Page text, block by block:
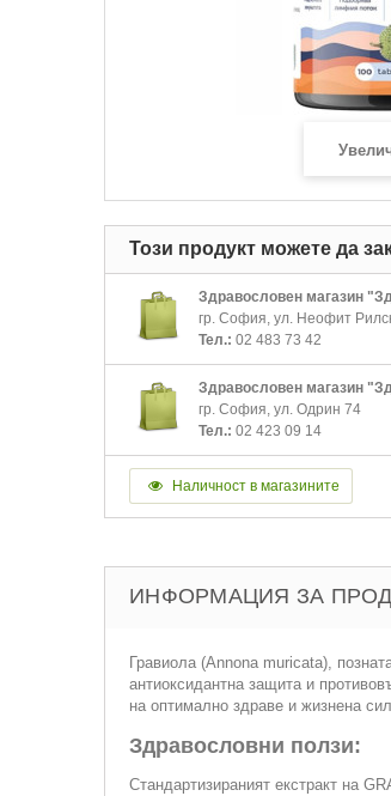
Този продукт можете да
Здравословен магазин
гр. София, ул. Неофит
Тел.: 02 483 73 42
Здравословен магазин
гр. София, ул. Одрин 74
Тел.: 02 423 09 14
Наличност в магазините
ИНФОРМАЦИЯ ЗА
Гравиола (Annona muricata),
антиоксидантна защита и
на оптимално здраве и жизнена
Здравословни ползи:
Стандартизираният екстракт на